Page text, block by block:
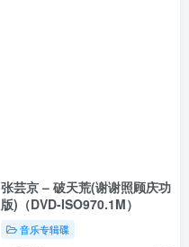
张芸京 – 破天荒(谢谢照顾庆功
版)（DVD-ISO970.1M）
音乐专辑碟